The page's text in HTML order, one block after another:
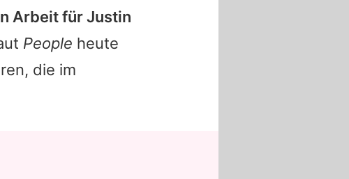
Arbeit für Justin
People heute
die im